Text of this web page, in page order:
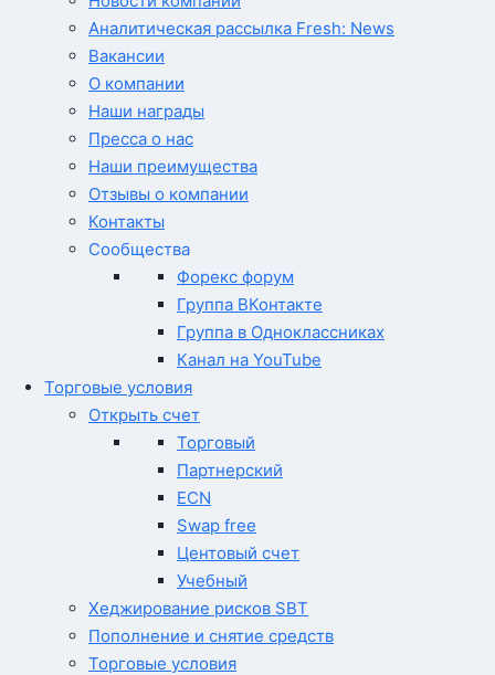
Аналитическая рассылка Fresh: News
Вакансии
О компании
Наши награды
Пресса о нас
Наши преимущества
Отзывы о компании
Контакты
Сообщества
Форекс форум
Группа ВКонтакте
Группа в Одноклассниках
Канал на YouTube
Торговые условия
Открыть счет
Торговый
Партнерский
ECN
Swap free
Центовый счет
Учебный
Хеджирование рисков SBT
Пополнение и снятие средств
Торговые условия